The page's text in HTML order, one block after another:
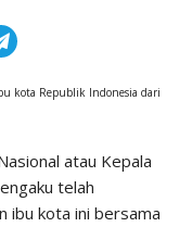
kota Republik Indonesia dari
atau Kepala
telah
ibu kota ini bersama